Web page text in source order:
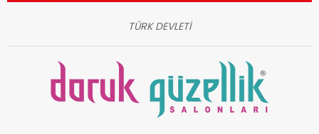
TÜRK DEVLETİ